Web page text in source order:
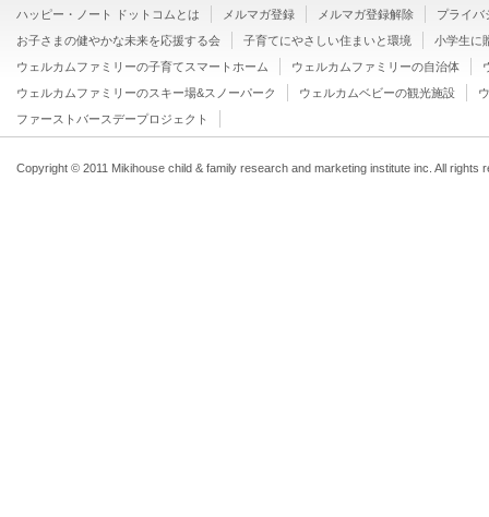
ハッピー・ノート ドットコムとは メルマガ登録 メルマガ登録解除
プライバ
お子さまの健やかな未来を応援する会
子育てにやさしい住まいと環境
小学生に
ウェルカムファミリーの子育てスマートホーム
ウェルカムファミリーの自治体
ウェルカムファミリーのスキー場&スノーパーク
ウェルカムベビーの観光施設
ファーストバースデープロジェクト
Copyright © 2011 Mikihouse child & family research and marketing institute inc. All rights